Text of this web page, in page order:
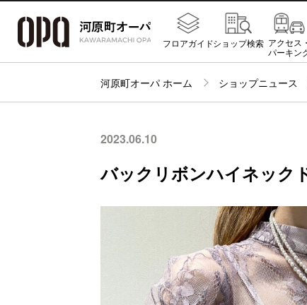
フロアガイドショップ検索 アクセス・
パーキン
河原町オーパ ホーム ショップニュース
2023.06.10
バックリボンハイネック